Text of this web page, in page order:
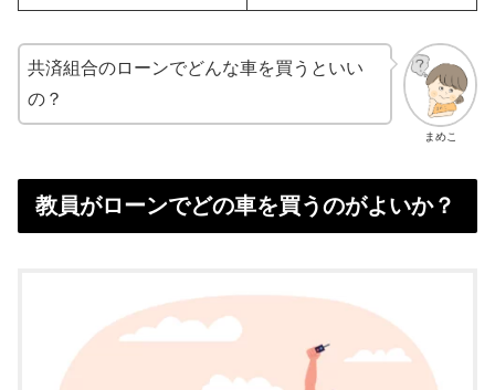
まめこ
共済組合のローンでどんな車を買うといい
の？
教員がローンでどの車を買うのがよいか？